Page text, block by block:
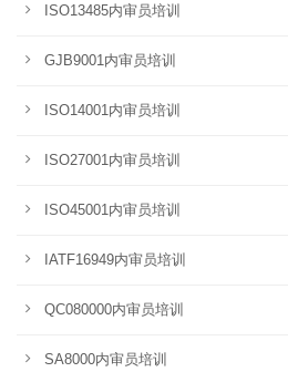
ISO13485内审员培训
GJB9001内审员培训
ISO14001内审员培训
ISO27001内审员培训
ISO45001内审员培训
IATF16949内审员培训
QC080000内审员培训
SA8000内审员培训